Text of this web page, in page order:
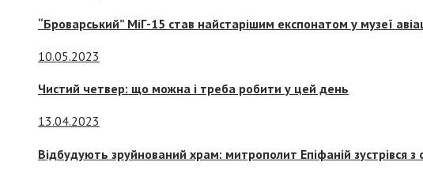
“Броварський” МіГ-15 став найстарішим експонатом у музеї
10.05.2023
Чистий четвер: що можна і треба робити у цей день
13.04.2023
Відбудують зруйнований храм: митрополит Епіфаній зустрівся